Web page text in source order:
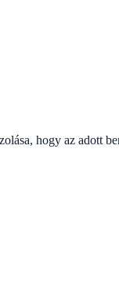
hogy az adott